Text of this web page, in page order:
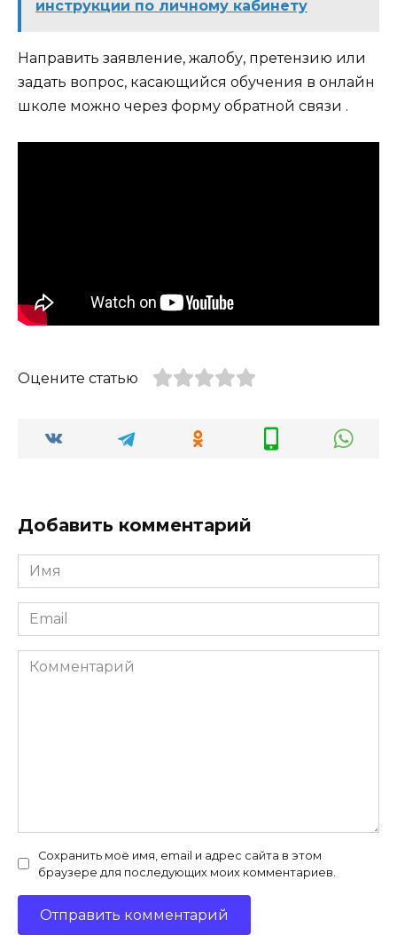
инструкции по личному кабинету
Направить заявление, жалобу, претензию или
задать вопрос, касающийся обучения в онлайн
школе можно через форму обратной связи .
Оцените статью
Добавить комментарий
Имя
*
Email
*
Комментарий
Сохранить моё имя, email и адрес сайта в этом
браузере для последующих моих комментариев.